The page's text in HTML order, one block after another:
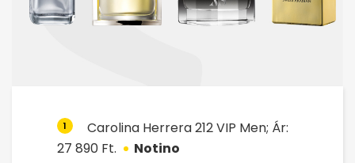
1
Carolina Herrera 212 VIP Men; Ár:
27 890 Ft.
Notino